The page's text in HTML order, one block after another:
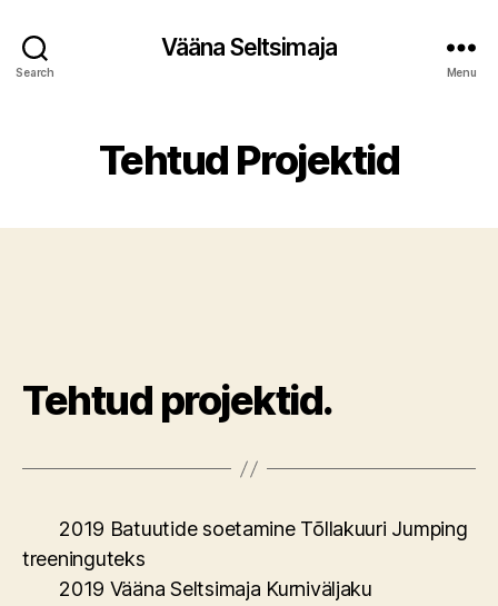
Search
Vääna Seltsimaja
Menu
Tehtud Projektid
Tehtud projektid.
2019 Batuutide soetamine Tõllakuuri Jumping
treeninguteks
2019 Vääna Seltsimaja Kurniväljaku